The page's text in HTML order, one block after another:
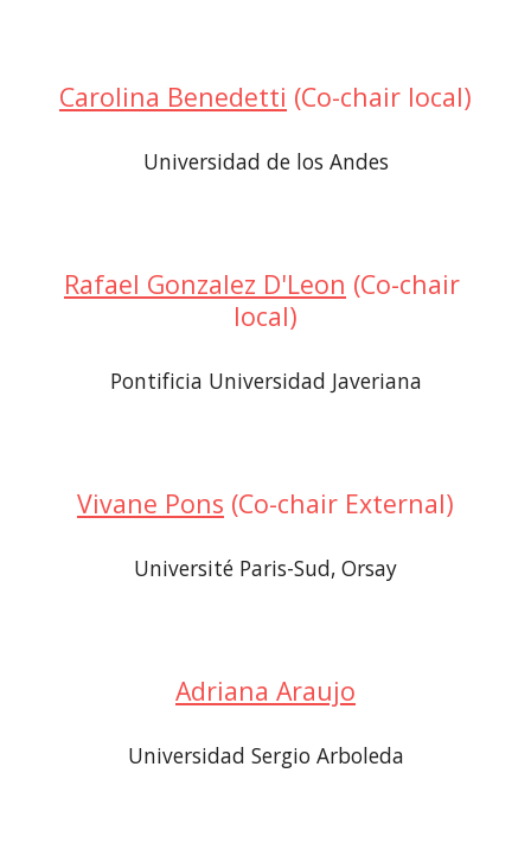
Carolina Benedetti (Co-chair local)
Universidad de los Andes
Rafael Gonzalez D'Leon (Co-chair
local)
Pontificia Universidad Javeriana
Vivane Pons (Co-chair External)
Université Paris-Sud, Orsay
Adriana Araujo
Universidad Sergio Arboleda